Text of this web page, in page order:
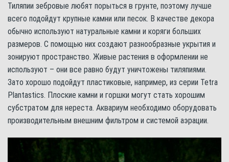
Тиляпии зебровые любят порыться в грунте, поэтому лучше
всего подойдут крупные камни или песок. В качестве декора
обычно используют натуральные камни и коряги больших
размеров. С помощью них создают разнообразные укрытия и
зонируют пространство. Живые растения в оформлении не
используют – они все равно будут уничтожены тиляпиями.
Зато хорошо подойдут пластиковые, например, из серии Tetra
Plantastics. Плоские камни и горшки могут стать хорошим
субстратом для нереста. Аквариум необходимо оборудовать
производительным внешним фильтром и системой аэрации.